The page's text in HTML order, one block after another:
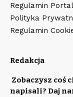
Regulamin
Polityka
Regulamin
Redakcja
Zobaczysz coś
napisali? Daj